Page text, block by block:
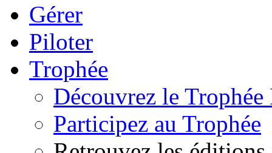
Gérer
Piloter
Trophée
Découvrez le
Participez au Trophée